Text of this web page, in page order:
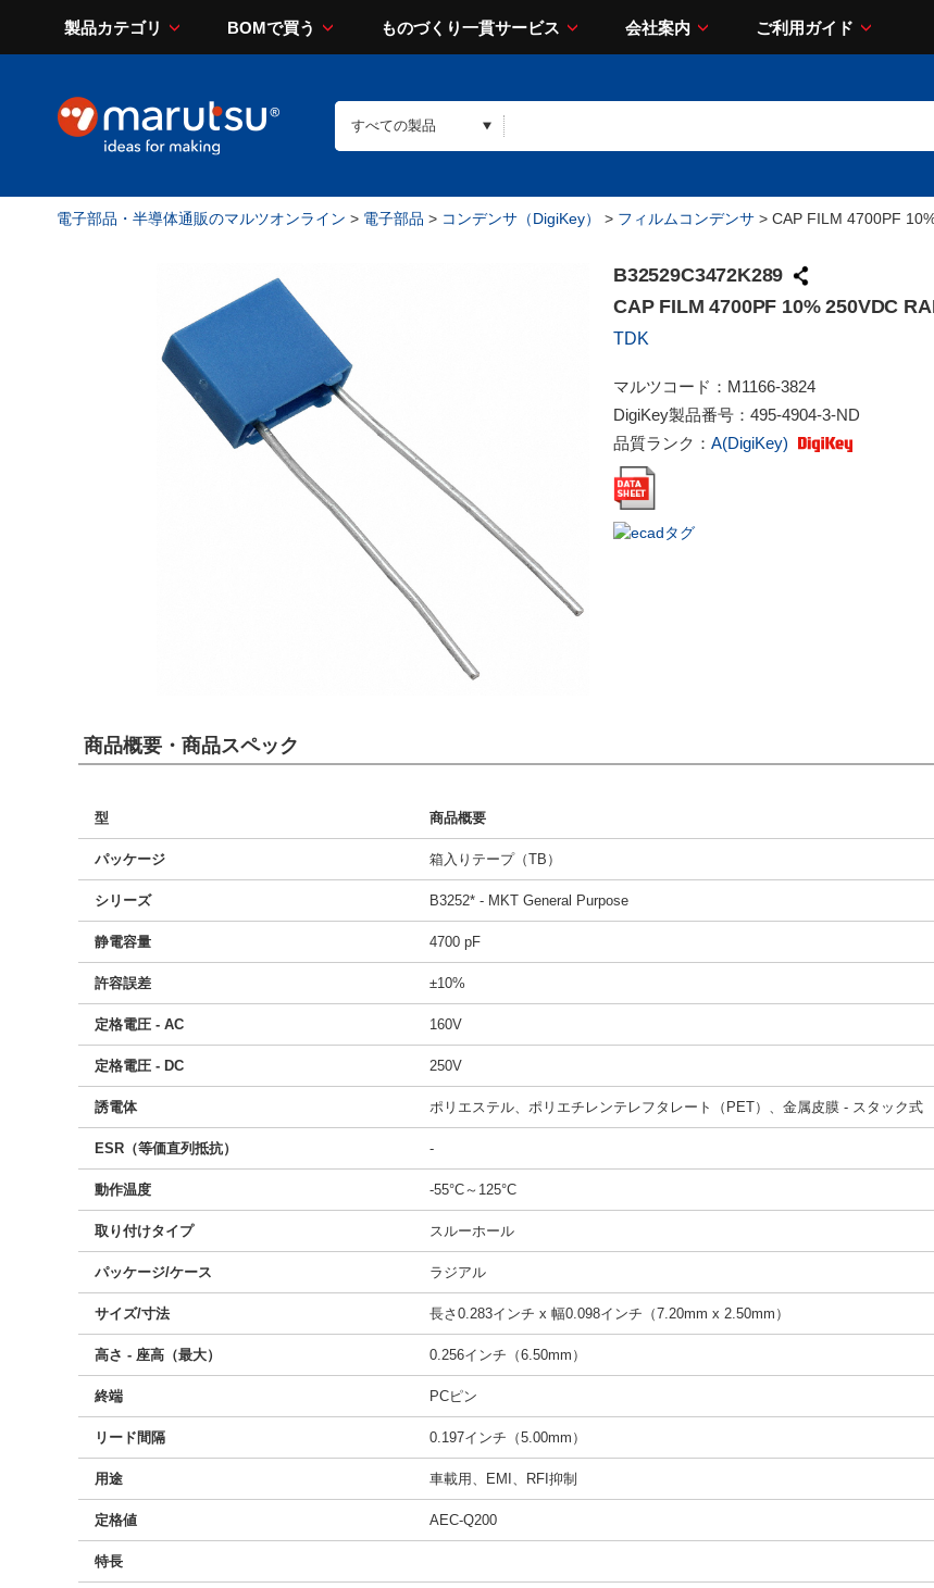
製品カテゴリ BOMで買う ものづくり一貫サービス 会社案内 ご利用ガイド
電子部品・半導体通販のマルツオンライン > 電子部品 > コンデンサ（DigiKey） > フィルムコンデンサ > CAP FILM 4700PF
B32529C3472K289
CAP FILM 4700PF 10% 250VDC
TDK
マルツコード： M1166-3824
DigiKey製品番号： 495-4904-3-ND
品質ランク： A(DigiKey)
商品概要・商品スペック
型 商品概要
パッケージ 箱入りテープ（TB）
シリーズ B3252* - MKT General Purpose
静電容量 4700 pF
許容誤差 ±10%
定格電圧 - AC 160V
定格電圧 - DC 250V
誘電体 ポリエステル、ポリエチレンテレフタレート（PET）、金属皮膜 - スタック式
ESR（等価直列抵抗） -
動作温度 -55°C～125°C
取り付けタイプ スルーホール
パッケージ/ケース ラジアル
サイズ/寸法 長さ0.283インチ x 幅0.098インチ（7.20mm x 2.50mm）
高さ - 座高（最大） 0.256インチ（6.50mm）
終端 PCピン
リード間隔 0.197インチ（5.00mm）
用途 車載用、EMI、RFI抑制
定格値 AEC-Q200
特長